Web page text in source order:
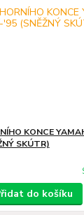
KONCE
SKÚTR)
do košíku